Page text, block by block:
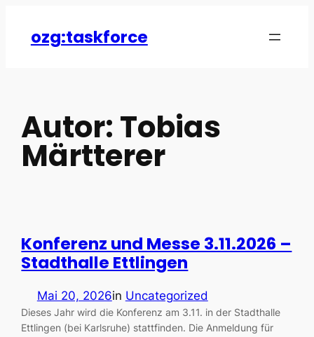
Inhalt
springen
ozg:taskforce
Autor: Tobias
Märtterer
Konferenz und Messe 3.11.2026 –
Stadthalle Ettlingen
Mai 20, 2026in Uncategorized
Dieses Jahr wird die Konferenz am 3.11. in der Stadthalle
Ettlingen (bei Karlsruhe) stattfinden. Die Anmeldung für